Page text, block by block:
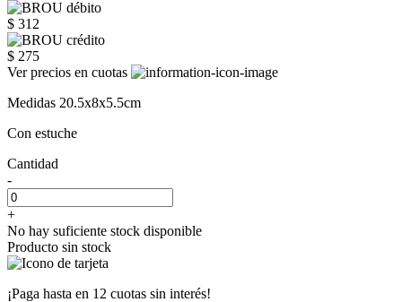
$ 312
$ 275
Ver precios en cuotas
Medidas 20.5x8x5.5cm
Con estuche
Cantidad
-
+
No hay suficiente stock disponible
Producto sin stock
¡Paga hasta en 12 cuotas sin interés!